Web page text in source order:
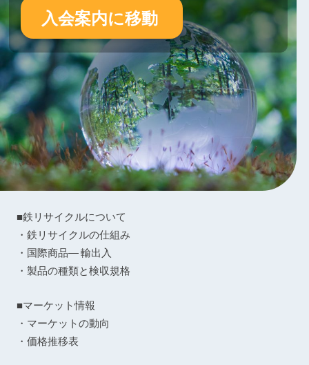
入会案内に移動
■鉄リサイクルについて
・鉄リサイクルの仕組み
・国際商品― 輸出入
・製品の種類と検収規格
■マーケット情報
・マーケットの動向
・価格推移表